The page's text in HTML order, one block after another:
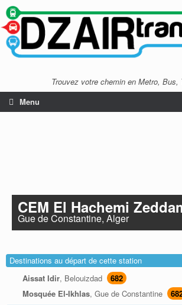
Trouvez votre chemin en Metro, Bus,
Menu
CEM El Hachemi
Gue de Constantine, Alger
Destinations au départ de cette station
Aissat Idir, Belouizdad
682
Mosquée El-Ikhlas, Gue de Constantine